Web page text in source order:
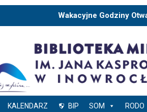
Wakacyjne Godziny
KALENDARZ BIP SOM RODO